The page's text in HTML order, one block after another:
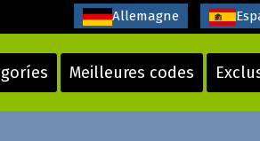
Meilleures codes
Allemagne